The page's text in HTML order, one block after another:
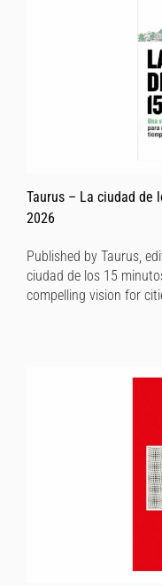
Taurus – La ciudad de
2026
Published by Taurus,
ciudad de los 15
compelling vision for